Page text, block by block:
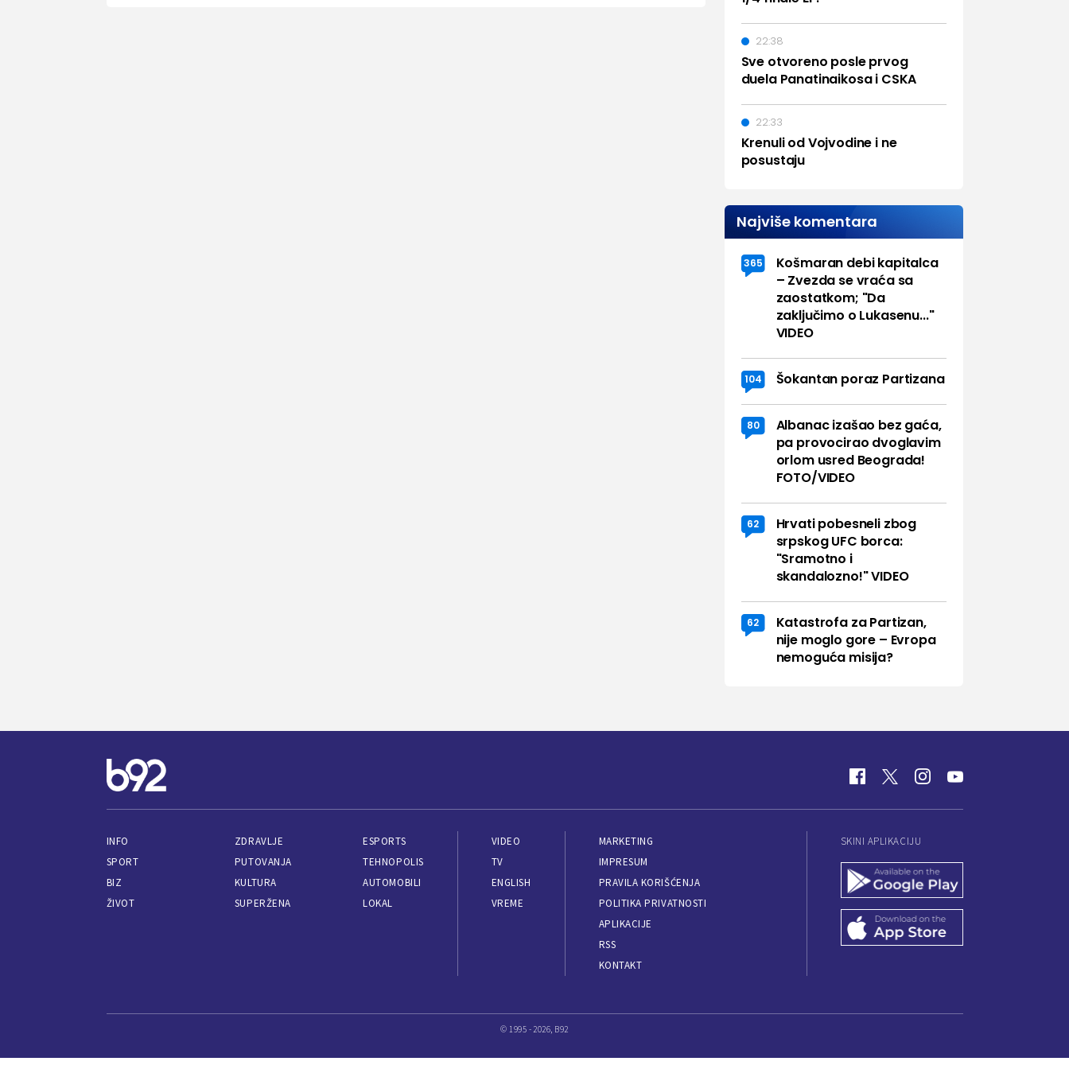
Sve otvoreno posle prvog
duela Panatinaikosa i CSKA
22:38
Krenuli od Vojvodine i ne
posustaju
22:33
Najviše komentara
365
Košmaran debi kapitalca
– Zvezda se vraća sa
zaostatkom; "Da
zaključimo o Lukasenu..."
VIDEO
104 Šokantan poraz Partizana
80
Albanac izašao bez gaća,
pa provocirao dvoglavim
orlom usred Beograda!
FOTO/VIDEO
62
Hrvati pobesneli zbog
srpskog UFC borca:
"Sramotno i
skandalozno!" VIDEO
62
Katastrofa za Partizan,
nije moglo gore – Evropa
nemoguća misija?
INFO
SPORT
BIZ
ŽIVOT
ZDRAVLJE
PUTOVANJA
KULTURA
SUPERŽENA
ESPORTS
TEHNOPOLIS
AUTOMOBILI
LOKAL
VIDEO
TV
ENGLISH
VREME
MARKETING
IMPRESUM
PRAVILA KORIŠĆENJA
POLITIKA PRIVATNOSTI
APLIKACIJE
RSS
KONTAKT
SKINI APLIKACIJU
© 1995 - 2026, B92